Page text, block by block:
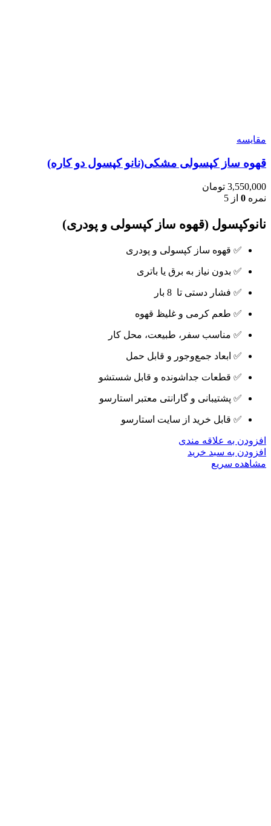
مقایسه
قهوه ساز کپسولی مشکی(نانو کپسول دو کاره)
3,550,000 تومان
نمره 0 از 5
نانوکپسول (قهوه ساز کپسولی و پودری)
✅ قهوه ساز کپسولی و پودری
✅ بدون نیاز به برق یا باتری
✅ فشار دستی تا 8 بار
✅ طعم کرمی و غلیظ قهوه
✅ مناسب سفر، طبیعت، محل کار
✅ ابعاد جمع‌وجور و قابل حمل
✅ قطعات جداشونده و قابل شستشو
✅ پشتیبانی و گارانتی معتبر استارسو
✅ قابل خرید از سایت استارسو
افزودن به علاقه مندی
افزودن به سبد خرید
مشاهده سریع